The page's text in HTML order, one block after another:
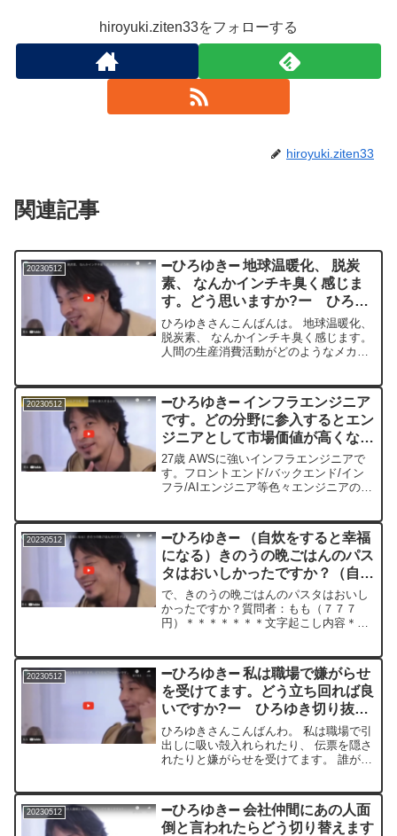
hiroyuki.ziten33をフォローする
hiroyuki.ziten33
関連記事
20230512
➖ひろゆき➖ 地球温暖化、 脱炭
素、 なんかインチキ臭く感じま
す。どう思いますか?ー ひろゆ
き切り抜き 20230512
ひろゆきさんこんばんは。 地球温暖化、
脱炭素、 なんかインチキ臭く感じます。
人間の生産消費活動がどのようなメカニ
く、 それも薄っぺらく感じます。 ひろ
ゆきさんはどう...
20230512
➖ひろゆき➖ インフラエンジニア
です。どの分野に参入するとエン
ジニアとして市場価値が高くなる
と思いますか? ー ひろゆき切り
抜き 20230512
27歳 AWSに強いインフラエンジニアで
す。フロントエンド/バックエンド/イン
フラ/AIエンジニア等色々エンジニアの種
が高くなると思いますか? 例えばフロン
トエンドだ...
20230512
➖ひろゆき➖ （自炊をすると幸福
になる）きのうの晩ごはんのパス
タはおいしかったですか？（自炊
をすると幸福になる）ー ひろゆ
き切り抜き 20230512
で、きのうの晩ごはんのパスタはおいし
かったですか？質問者：もも（７７７
円）＊＊＊＊＊＊＊文字起こし内容＊＊
ブカティーノのパスタを茹でたんですけ
ど正確に言うと元々作ったソ...
20230512
➖ひろゆき➖ 私は職場で嫌がらせ
を受けてます。どう立ち回れば良
いですか?ー ひろゆき切り抜
き 20230512
ひろゆきさんこんばんわ。 私は職場で引
出しに吸い殻入れられたり、 伝票を隠さ
れたりと嫌がらせを受けてます。 誰がや
です。 このまま放おっておいて酷くなら
ないかが気になり...
20230512
➖ひろゆき➖ 会社仲間にあの人面
倒と言われたらどう切り替えます